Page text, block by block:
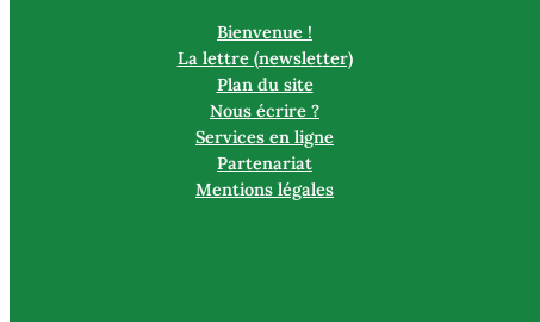
Bienvenue !
La lettre (newsletter)
Plan du site
Nous écrire ?
Services en ligne
Partenariat
Mentions légales